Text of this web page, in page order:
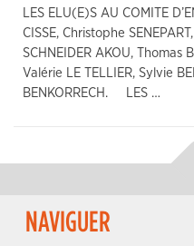
LES ELU(E)S AU COMITE
CISSE, Christophe
SCHNEIDER AKOU, Thomas
Valérie LE TELLIER, Sylvie
BENKORRECH. LES …
NAVIGUER